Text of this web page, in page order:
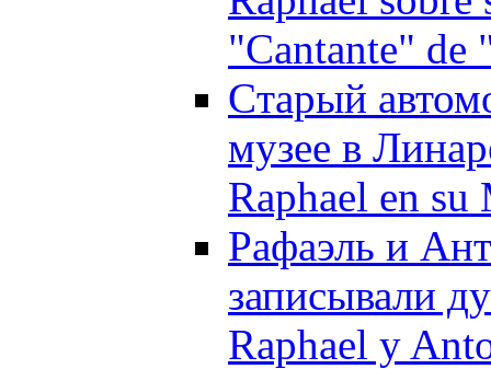
"Cantante" de
Cтарый
музее в
Raphael en su
Рафаэль и
записывали
Raphael y